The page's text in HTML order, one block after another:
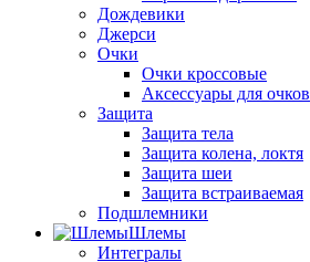
Дождевики
Джерси
Очки
Очки кроссовые
Аксессуары для очков
Защита
Защита тела
Защита колена, локтя
Защита шеи
Защита встраиваемая
Подшлемники
Шлемы
Интегралы